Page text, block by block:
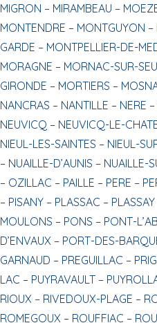
MIGRON – MIRAMBEAU –
MONTENDRE – MONTGUYON –
GARDE – MONTPELLIER-DE-
MORAGNE – MORNAC-SUR-
GIRONDE – MORTIERS –
NANCRAS – NANTILLE – NERE –
NEUVICQ – NEUVICQ-LE-
NIEUL-LES-SAINTES – NIEUL-
– NUAILLE-D’AUNIS – NUAILLE-
– OZILLAC – PAILLE – PERE –
– PISANY – PLASSAC –
MOULONS – PONS – PONT-
D’ENVAUX – PORT-DES-
GARNAUD – PREGUILLAC –
LAC – PUYRAVAULT –
RIOUX – RIVEDOUX-PLAGE –
ROMEGOUX – ROUFFIAC –